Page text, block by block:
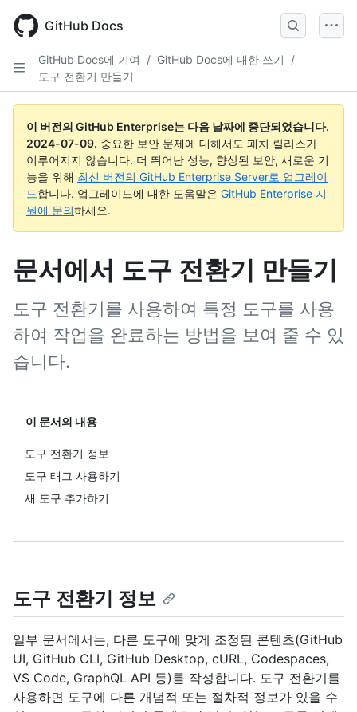
main
GitHub Docs
GitHub Docs에 기여 / GitHub Docs에 대한 쓰기
/
도구 전환기 만들기
이 버전의 GitHub Enterprise는 다음 날짜에 중단되었습니다.
2024-07-09. 중요한 보안 문제에 대해서도 패치 릴리스가
이루어지지 않습니다. 더 뛰어난 성능, 향상된 보안, 새로운 기
능을 위해 최신 버전의 GitHub Enterprise Server로 업그레이
드합니다. 업그레이드에 대한 도움말은 GitHub Enterprise 지
원에 문의하세요.
문서에서 도구 전환기 만들기
도구 전환기를 사용하여 특정 도구를 사용
하여 작업을 완료하는 방법을 보여 줄 수 있
습니다.
이 문서의 내용
도구 전환기 정보
도구 태그 사용하기
새 도구 추가하기
도구 전환기 정보
일부 문서에서는, 다른 도구에 맞게 조정된 콘텐츠(GitHub
UI, GitHub CLI, GitHub Desktop, cURL, Codespaces,
VS Code, GraphQL API 등)를 작성합니다. 도구 전환기를
사용하면 도구에 다른 개념적 또는 절차적 정보가 있을 수